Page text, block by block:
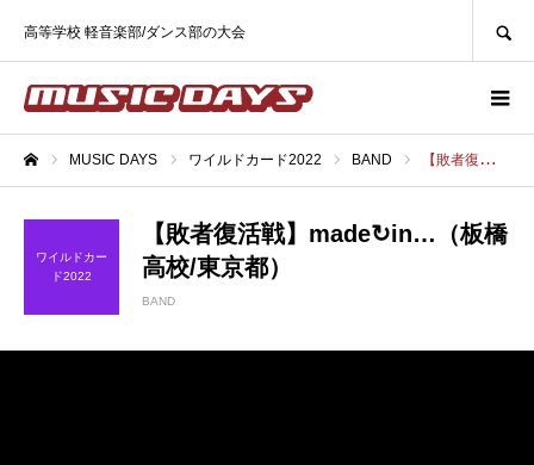
高等学校 軽音楽部/ダンス部の大会
MUSIC DAYS ワイルドカード2022 BAND 【敗者復活戦】made↻in…（板橋高校/東京都）
ワイルドカー
ド2022
【敗者復活戦】made↻in…（板橋
高校/東京都）
BAND